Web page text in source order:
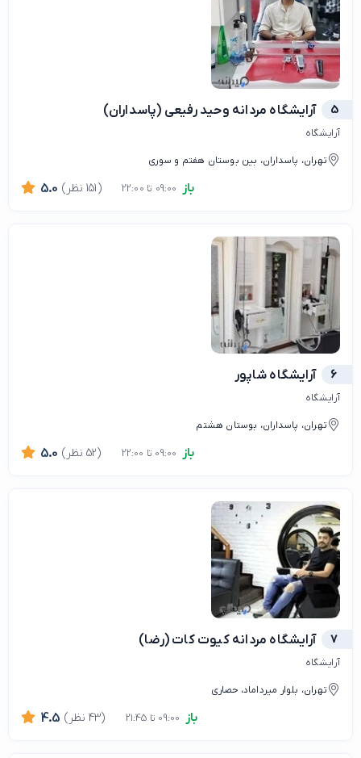
5 آرایشگاه مردانه وحید رفیعی (پاسداران)
آرایشگاه
تهران، پاسداران، بین بوستان هفتم و سوری
باز 5.0 (151 نظر)
6 آرایشگاه شاپور
آرایشگاه
تهران، پاسداران، بوستان هشتم
باز 5.0 (52 نظر)
7 آرایشگاه مردانه کیوت کات (رضا)
آرایشگاه
تهران، بلوار میرداماد، حصاری
باز 4.5 (43 نظر)